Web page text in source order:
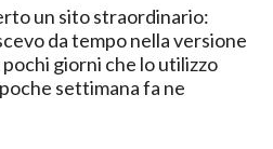
un sito straordinario:
da tempo nella versione
pochi giorni che lo utilizzo
settimana fa ne